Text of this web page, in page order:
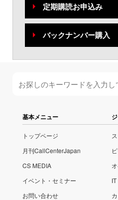
定期購読お申込み
バックナンバー購入
基本メニュー
トップページ
月刊CallCenterJapan
CS MEDIA
イベント・セミナー
お問い合わせ
IT